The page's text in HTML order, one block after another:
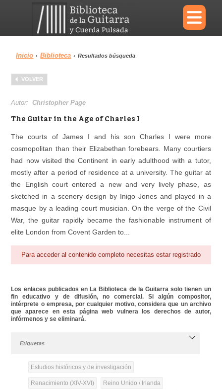
×
Menu
Biblioteca
Área personal Reproductor
Inicio › Biblioteca › Resultados búsqueda
VOLVER
Autor:Christopher Page
The Guitar in the Age of Charles I
The courts of James I and his son Charles I were more
cosmopolitan than their Elizabethan forebears. Many courtiers
had now visited the Continent in early adulthood with a tutor,
mostly after a period of residence at a university. The guitar at
the English court entered a new and very lively phase, as
sketched in a scenery design by Inigo Jones and played in a
masque by a leading court musician. On the verge of the Civil
War, the guitar rapidly became the fashionable instrument of
elite London from Covent Garden to...
Para acceder al contenido completo necesitas estar registrado
Los enlaces publicados en La Biblioteca de la Guitarra solo tienen un
fin educativo y de difusión, no comercial. Si algún compositor,
intérprete o empresa, por cualquier motivo, considera que un archivo
que aparece en esta página web vulnera los derechos de autor,
infórmenos y se eliminará.
Etiquetas
Estudios históricos y de investigación
Renacimiento (XIV-XVI) Reino Unido / Irlanda